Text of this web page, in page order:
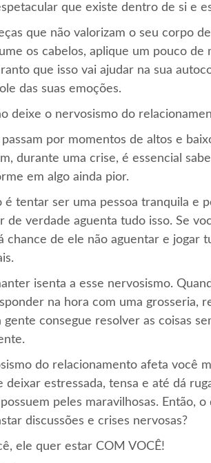
que existe dentro de si e
que não valorizam o seu corpo
os cabelos, aplique um pouco de
que isso vai ajudar na sua
das suas emoções.
deixe o nervosismo do
por momentos de altos e
durante uma crise, é essencial
em algo ainda pior.
é tentar ser uma pessoa tranquila e
de verdade aguenta tudo isso. Se
chance de ele não aguentar e jogar
isenta a esse nervosismo.
na hora com uma grosseria,
gente consegue resolver as coisas
do relacionamento afeta você
deixar estressada, tensa e até dá
peles maravilhosas. Então,
discussões e crises nervosas?
ele quer estar COM VOCÊ!